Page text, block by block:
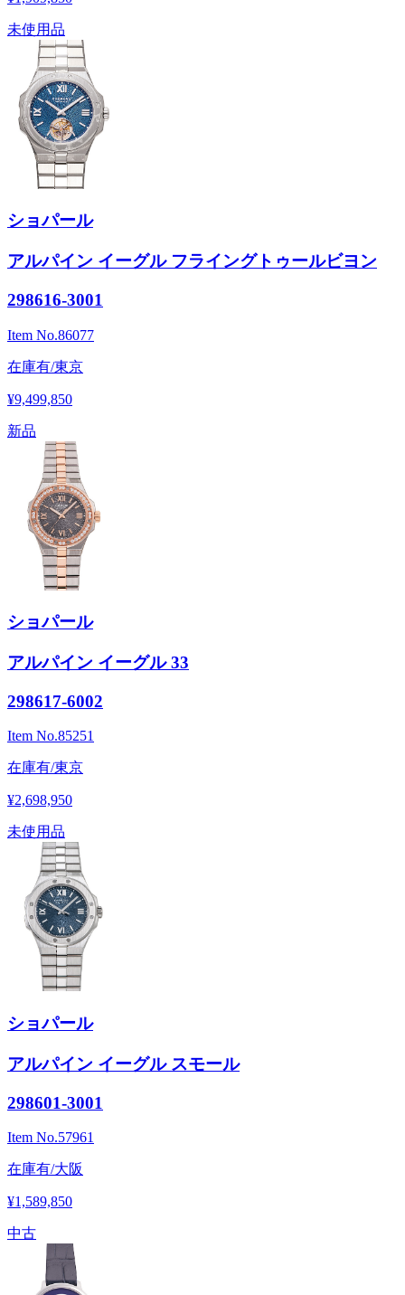
未使用品
ショパール
アルパイン イーグル フライングトゥールビヨン
298616-3001
Item No.86077
在庫有/東京
¥9,499,850
新品
ショパール
アルパイン イーグル 33
298617-6002
Item No.85251
在庫有/東京
¥2,698,950
未使用品
ショパール
アルパイン イーグル スモール
298601-3001
Item No.57961
在庫有/大阪
¥1,589,850
中古